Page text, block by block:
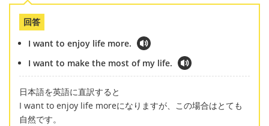
回答
I want to enjoy life more.
I want to make the most of my life.
日本語を英語に直訳すると
I want to enjoy life moreになりますが、この場合はとても
自然です。